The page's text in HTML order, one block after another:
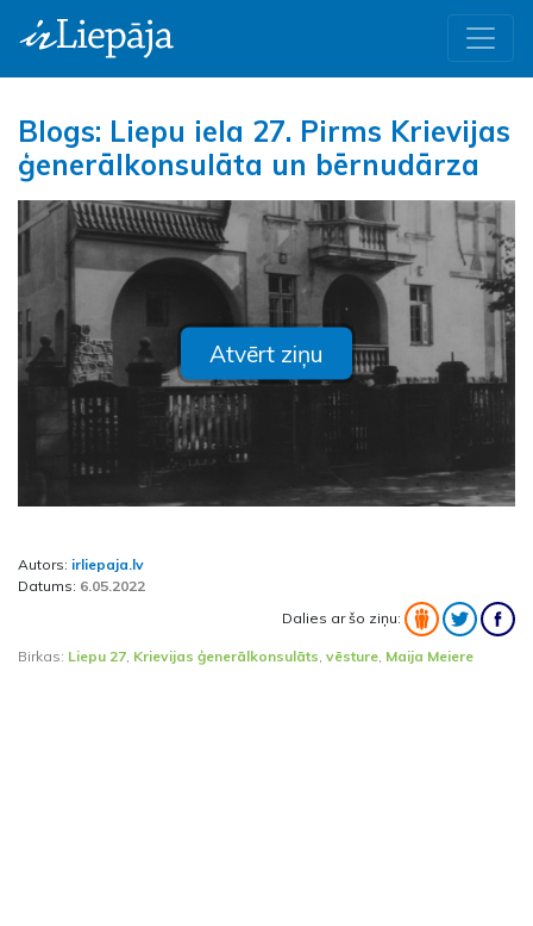
Blogs: Liepu iela 27. Pirms Krievijas
ģenerālkonsulāta un bērnudārza
Atvērt ziņu
Autors: irliepaja.lv
Datums: 6.05.2022
Dalies ar šo ziņu:
Birkas: Liepu 27, Krievijas ģenerālkonsulāts, vēsture, Maija Meiere